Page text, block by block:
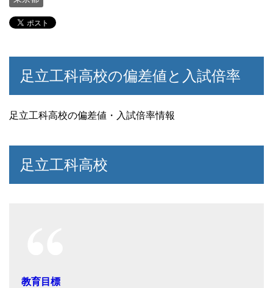
足立工科高校の偏差値と入試倍率
足立工科高校の偏差値・入試倍率情報
足立工科高校
教育目標